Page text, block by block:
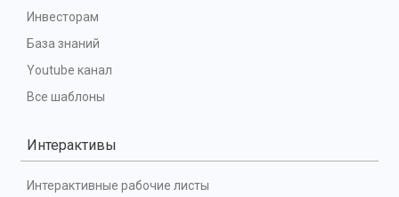
Инвесторам
База знаний
Youtube канал
Все шаблоны
Интерактивы
Интерактивные рабочие листы